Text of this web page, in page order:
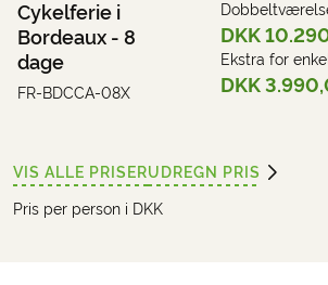
Cykelferie i
Bordeaux - 8
dage
FR-BDCCA-08X
DKK
Ekstra for
DKK
VIS ALLE PRISERUDREGN PRIS
Pris per person i DKK